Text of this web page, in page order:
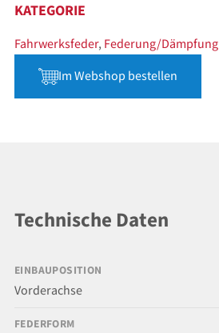
KATEGORIE
Fahrwerksfeder, Federung/Dämpfung
Im Webshop bestellen
Technische Daten
EINBAUPOSITION
Vorderachse
FEDERFORM